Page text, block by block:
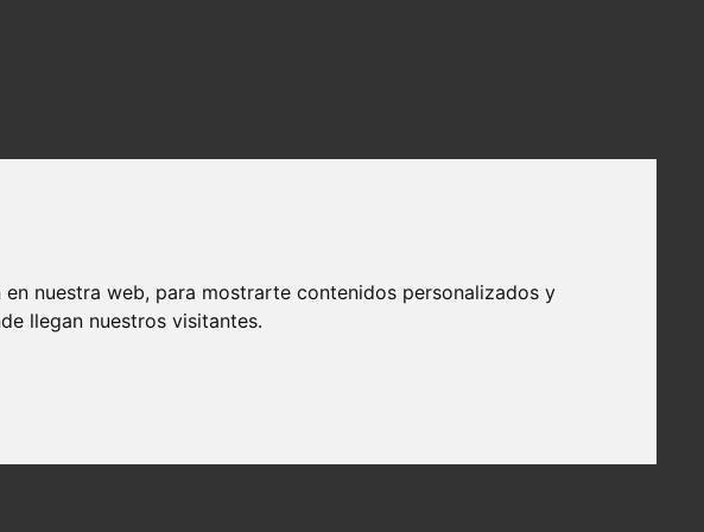
nuestra web, para mostrarte contenidos personalizados y
llegan nuestros visitantes.